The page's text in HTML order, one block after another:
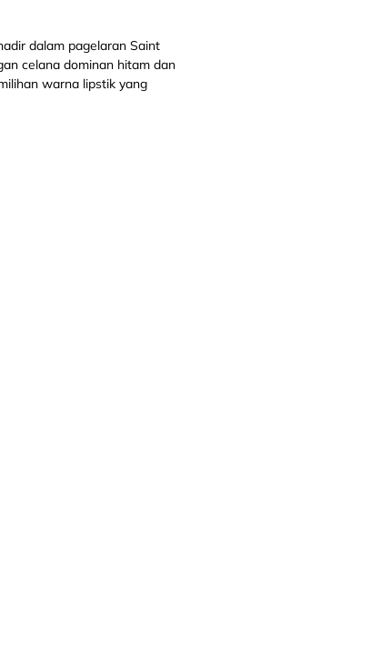
dalam pagelaran Saint
celana dominan hitam dan
warna lipstik yang